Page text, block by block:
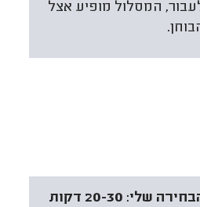
המסלול מופיע אצל
שלי: 20-30 דקות